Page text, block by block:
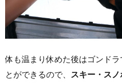
体も温まり休めた後はゴンド
とができるので、 スキー・ス